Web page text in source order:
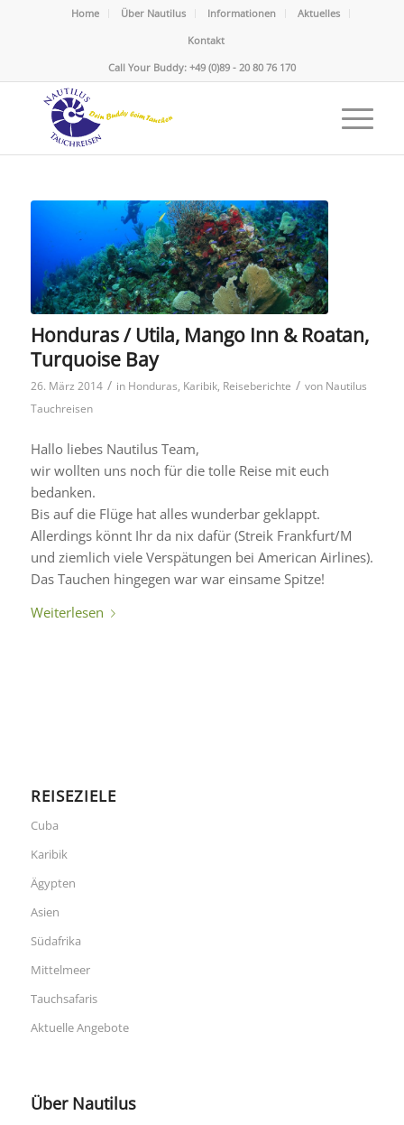
Home Über Nautilus Informationen
Aktuelles
Kontakt
Call Your Buddy: +49 (0)89 - 20 80 76 170
Honduras / Utila, Mango Inn & Roatan,
Turquoise Bay
26. März 2014 / in Honduras, Karibik, Reiseberichte / von Nautilus
Tauchreisen
Hallo liebes Nautilus Team,
wir wollten uns noch für die tolle Reise mit euch
bedanken.
Bis auf die Flüge hat alles wunderbar geklappt.
Allerdings könnt Ihr da nix dafür (Streik Frankfurt/M
und ziemlich viele Verspätungen bei American Airlines).
Das Tauchen hingegen war war einsame Spitze!
Weiterlesen
REISEZIELE
Cuba
Karibik
Ägypten
Asien
Südafrika
Mittelmeer
Tauchsafaris
Aktuelle Angebote
Über Nautilus